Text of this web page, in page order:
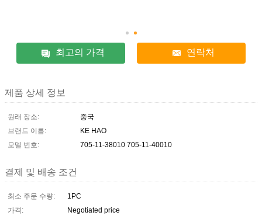
최고의 가격 연락처
제품 상세 정보
원래 장소:
중국
브랜드 이름:
KE HAO
모델 번호:
705-11-38010 705-11-40010
결제 및 배송 조건
최소 주문 수량:
1PC
가격:
Negotiated price